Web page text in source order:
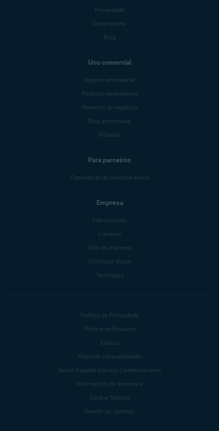
Privacidade
Desempenho
Blog
Uso comercial
Suporte empresarial
Produtos empresariais
Parceiros de negócios
Blog empresarial
Afiliados
Para parceiros
Operadoras de telefonia móvel
Empresa
Fale conosco
Carreiras
Sala de imprensa
Confiança digital
Tecnologia
Política de Privacidade
Política de Produtos
Jurídico
Reportar vulnerabilidade
Sobre Trabalho Escravo Contemporâneo
Informações da assinatura
Cookie Settings
Desistir do contrato